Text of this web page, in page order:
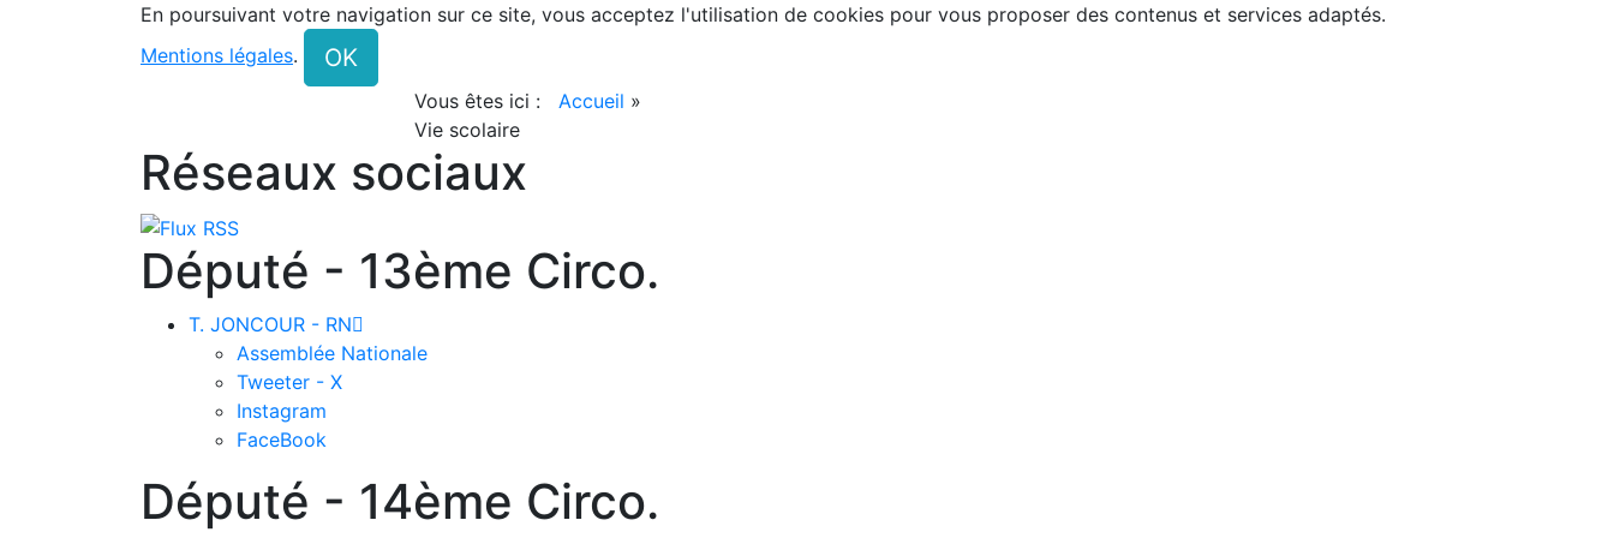
En poursuivant votre navigation sur ce site, vous acceptez l'utilisation de cookies pour vous proposer des contenus et services adaptés.
Mentions légales. OK
Vous êtes ici : Accueil »
Vie scolaire
Réseaux sociaux
Député - 13ème Circo.
T. JONCOUR - RN
Assemblée Nationale
Tweeter - X
Instagram
FaceBook
Député - 14ème Circo.